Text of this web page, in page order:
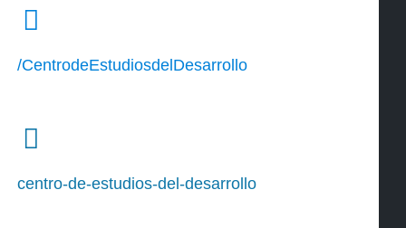
/CentrodeEstudiosdelDesarrollo
centro-de-estudios-del-desarrollo